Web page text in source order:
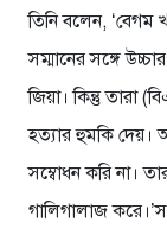
তিনি বলেন, ‘বেগম
সম্মানের সঙ্গে
জিয়া। কিন্তু তারা
হত্যার হুমকি দেয়।
সম্বোধন করি না।
গালিগালাজ